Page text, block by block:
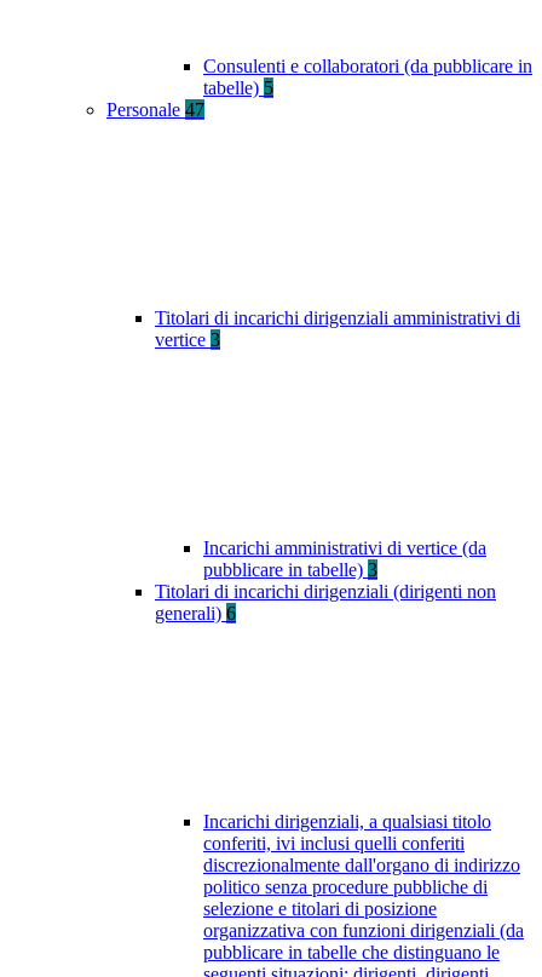
Consulenti e collaboratori (da pubblicare in
tabelle) 5
Personale 47
Titolari di incarichi dirigenziali amministrativi di
vertice 3
Incarichi amministrativi di vertice (da
pubblicare in tabelle) 3
Titolari di incarichi dirigenziali (dirigenti non
generali) 6
Incarichi dirigenziali, a qualsiasi titolo
conferiti, ivi inclusi quelli conferiti
discrezionalmente dall'organo di indirizzo
politico senza procedure pubbliche di
selezione e titolari di posizione
organizzativa con funzioni dirigenziali (da
pubblicare in tabelle che distinguano le